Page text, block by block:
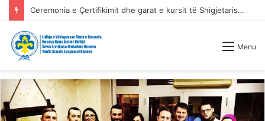
Ceremonia e Çertifikimit dhe garat e kursit të Shigjetarisë Tradicionale
Menu